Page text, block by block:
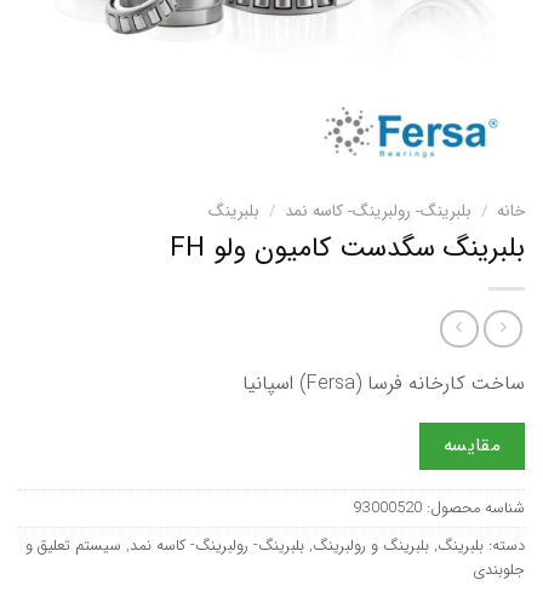
خانه / بلبرینگ- رولبرینگ- کاسه نمد / بلبرینگ
بلبرینگ سگدست کامیون ولو FH
ساخت کارخانه فرسا (Fersa) اسپانیا
مقایسه
شناسه محصول: 93000520
دسته: بلبرینگ, بلبرینگ و رولبرینگ, بلبرینگ- رولبرینگ- کاسه نمد, سیستم تعلیق و
جلوبندی